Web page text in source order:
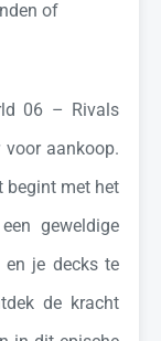
of
06 – Rivals
aankoop.
begint met het
geweldige
je decks te
de kracht